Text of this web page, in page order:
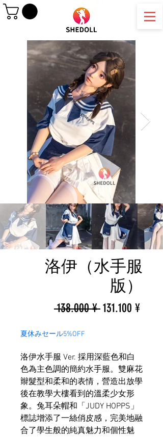
洛伊（水手服
版）
138.000 ¥ 一
格
131.100 ¥促
夏休みセール5%OFF
洛伊水手服 Ver. 採用深藍色和白
色為主色調的簡約水手服。雙麻花
辮髮型和柔和的表情，營造出放學
後在教學大樓看到的溫柔少女形
象。兔耳朵帽和「JUDY HOPPS」
標誌增添了一絲俏皮感，完美地融
合了學生般的純真魅力和個性魅